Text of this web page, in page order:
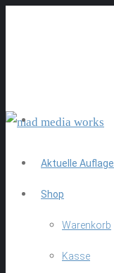
Aktuelle Auflage
Shop
Warenkorb
Kasse